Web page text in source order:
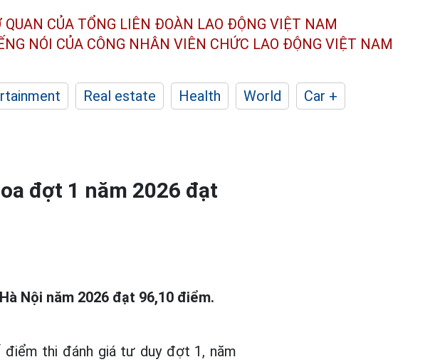
QUAN CỦA TỔNG LIÊN ĐOÀN LAO ĐỘNG VIỆT NAM
NÓI CỦA CÔNG NHÂN VIÊN CHỨC LAO ĐỘNG VIỆT NAM
Real estate Health World
Car +
đợt 1 năm 2026 đạt
Nội năm 2026 đạt 96,10 điểm.
thi đánh giá tư duy đợt 1, năm